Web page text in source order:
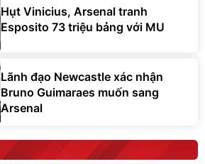
Hụt Vinicius, Arsenal tranh
Esposito 73 triệu bảng với MU
Lãnh đạo Newcastle xác nhận
Bruno Guimaraes muốn sang
Arsenal